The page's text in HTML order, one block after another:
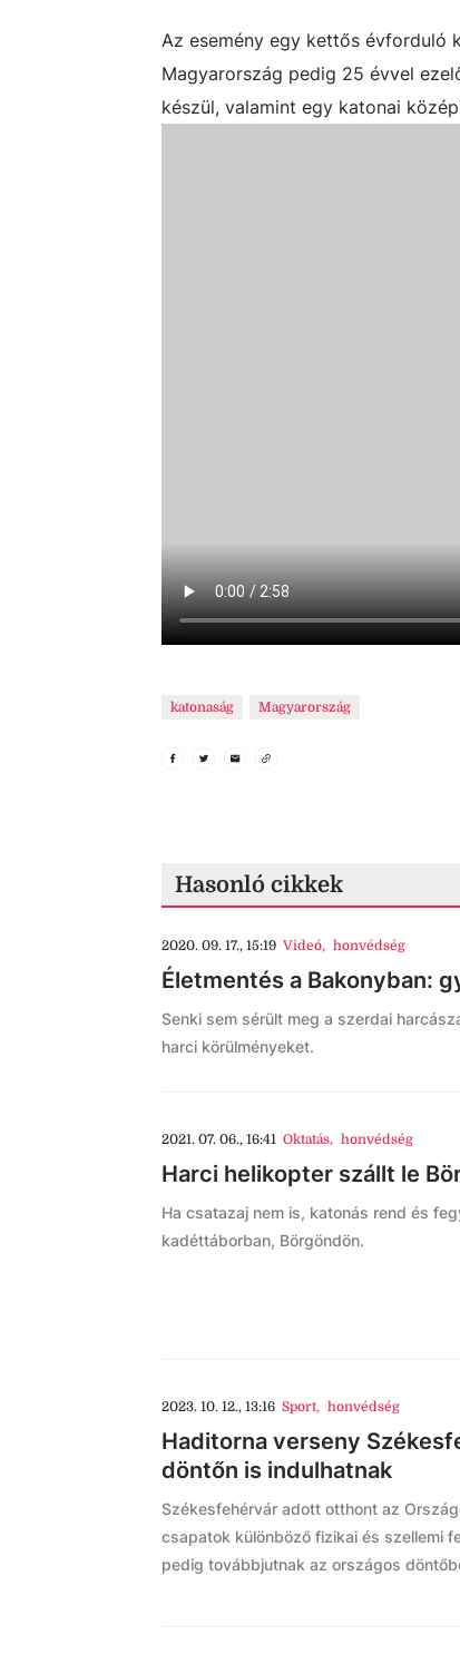
Az esemény egy kettős évforduló
Magyarország pedig 25 évvel
készül, valamint egy katonai
katonaság Magyarország
Hasonló cikkek
2020. 09. 17., 15:19 Videó, honvédség
Életmentés a Bakonyban:
Senki sem sérült meg a szerdai
harci körülményeket.
2021. 07. 06., 16:41 Oktatás, honvédség
Harci helikopter szállt le
Ha csatazaj nem is, katonás rend és
kadéttáborban, Börgöndön.
2023. 10. 12., 13:16 Sport, honvédség
Haditorna verseny
döntőn is indulhatnak
Székesfehérvár adott otthont az
csapatok különböző fizikai és szellemi
pedig továbbjutnak az országos